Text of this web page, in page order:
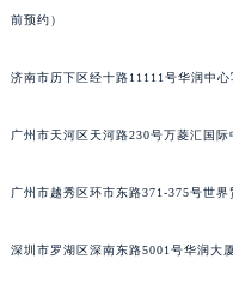
前预约）
济南市历下区经十路11111号华润中
广州市天河区天河路230号万菱汇国
广州市越秀区环市东路371-375号世
深圳市罗湖区深南东路5001号华润大